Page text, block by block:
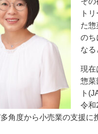
ト
た惣
のち
なる
現在
惣菜
ト
令和
角度から小売業の支援に